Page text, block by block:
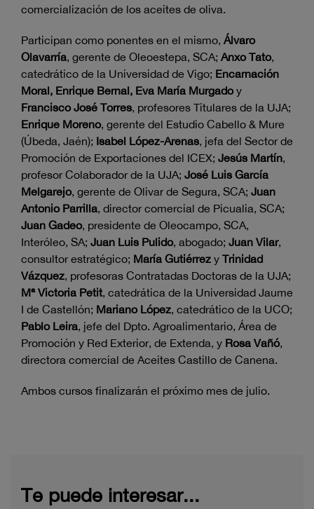
comercialización de los aceites de oliva.
Participan como ponentes en el mismo, Álvaro
Olavarría, gerente de Oleoestepa, SCA; Anxo Tato,
catedrático de la Universidad de Vigo; Encarnación
Moral, Enrique Bernal, Eva María Murgadoy
Francisco José Torres, profesores Titulares de la UJA;
Enrique Moreno, gerente del Estudio Cabello & Mure
(Úbeda, Jaén); Isabel López-Arenas, jefa del Sector de
Promoción de Exportaciones del ICEX; Jesús Martín,
profesor Colaborador de la UJA; José Luis García
Melgarejo, gerente de Olivar de Segura, SCA; Juan
Antonio Parrilla, director comercial de Picualia, SCA;
Juan Gadeo, presidente de Oleocampo, SCA,
Interóleo, SA; Juan Luis Pulido, abogado; Juan Vilar,
consultor estratégico; María Gutiérrez y Trinidad
Vázquez, profesoras Contratadas Doctoras de la UJA;
Mª Victoria Petit, catedrática de la Universidad Jaume
I de Castellón; Mariano López, catedrático de la UCO;
Pablo Leira, jefe del Dpto. Agroalimentario, Área de
Promoción y Red Exterior, de Extenda, y Rosa Vañó,
directora comercial de Aceites Castillo de Canena.
Ambos cursos finalizarán el próximo mes de julio.
Te puede interesar...